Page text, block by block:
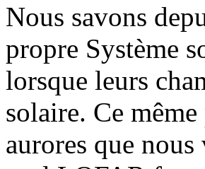
Nous savons
propre Système
lorsque leurs
solaire. Ce
aurores que